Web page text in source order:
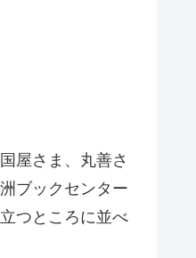
屋さま、丸善さ
ブックセンター
つところに並べ